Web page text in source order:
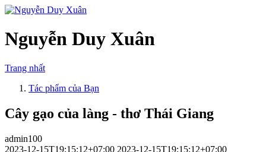
Nguyễn Duy Xuân
Trang nhất
Tác phẩm của Bạn
Cây gạo của làng - thơ Thái Giang
admin100
2023-12-15T19:15:12+07:00 2023-12-15T19:15:12+07:00